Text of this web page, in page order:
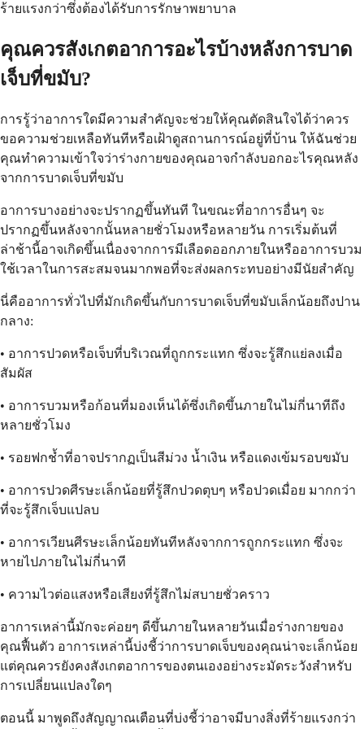
ร้ายแรงกว่าซึ่งต้องได้รับการรักษาพยาบาล
คุณควรสังเกตอาการอะไรบ้างหลังการบาด
เจ็บที่ขมับ?
การรู้ว่าอาการใดมีความสำคัญจะช่วยให้คุณตัดสินใจได้ว่าควร
ขอความช่วยเหลือทันทีหรือเฝ้าดูสถานการณ์อยู่ที่บ้าน ให้ฉันช่วย
คุณทำความเข้าใจว่าร่างกายของคุณอาจกำลังบอกอะไรคุณหลัง
จากการบาดเจ็บที่ขมับ
อาการบางอย่างจะปรากฏขึ้นทันที ในขณะที่อาการอื่นๆ จะ
ปรากฏขึ้นหลังจากนั้นหลายชั่วโมงหรือหลายวัน การเริ่มต้นที่
ล่าช้านี้อาจเกิดขึ้นเนื่องจากการมีเลือดออกภายในหรืออาการบวม
ใช้เวลาในการสะสมจนมากพอที่จะส่งผลกระทบอย่างมีนัยสำคัญ
นี่คืออาการทั่วไปที่มักเกิดขึ้นกับการบาดเจ็บที่ขมับเล็กน้อยถึงปาน
กลาง:
• อาการปวดหรือเจ็บที่บริเวณที่ถูกกระแทก ซึ่งจะรู้สึกแย่ลงเมื่อ
สัมผัส
• อาการบวมหรือก้อนที่มองเห็นได้ซึ่งเกิดขึ้นภายในไม่กี่นาทีถึง
หลายชั่วโมง
• รอยฟกช้ำที่อาจปรากฏเป็นสีม่วง น้ำเงิน หรือแดงเข้มรอบขมับ
• อาการปวดศีรษะเล็กน้อยที่รู้สึกปวดตุบๆ หรือปวดเมื่อย มากกว่า
ที่จะรู้สึกเจ็บแปลบ
• อาการเวียนศีรษะเล็กน้อยทันทีหลังจากการถูกกระแทก ซึ่งจะ
หายไปภายในไม่กี่นาที
• ความไวต่อแสงหรือเสียงที่รู้สึกไม่สบายชั่วคราว
อาการเหล่านี้มักจะค่อยๆ ดีขึ้นภายในหลายวันเมื่อร่างกายของ
คุณฟื้นตัว อาการเหล่านี้บ่งชี้ว่าการบาดเจ็บของคุณน่าจะเล็กน้อย
แต่คุณควรยังคงสังเกตอาการของตนเองอย่างระมัดระวังสำหรับ
การเปลี่ยนแปลงใดๆ
ตอนนี้ มาพูดถึงสัญญาณเตือนที่บ่งชี้ว่าอาจมีบางสิ่งที่ร้ายแรงกว่า